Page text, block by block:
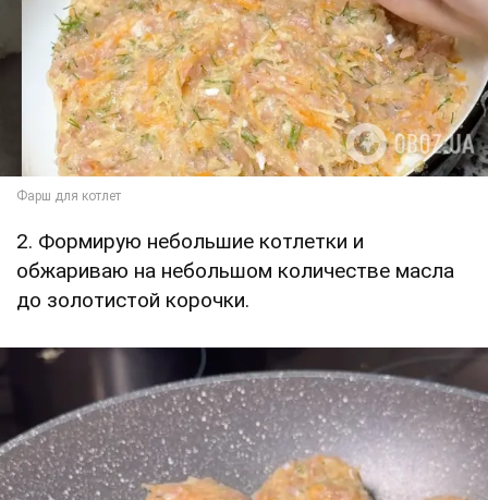
2. Формирую небольшие котлетки и
обжариваю на небольшом количестве масла
до золотистой корочки.